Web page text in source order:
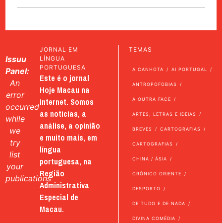
Issuu
Panel:
An
error
occurred
while
we
try
list
your
publications
JORNAL EM
LÍNGUA
PORTUGUESA
Este é o jornal
Hoje Macau na
internet. Somos
as notícias, a
análise, a opinião
e muito mais, em
língua
portuguesa, na
Região
Administrativa
Especial de
Macau.
TEMAS
A CANHOTA AI PORTUGAL
ANTROPOFOBIAS
A OUTRA FACE
ARTES, LETRAS E IDEIAS
BREVES CARTOGRAFIAS
CARTOGRAFIAS
CHINA / ÁSIA
CRÓNICO ORIENTE
DESPORTO
DE TUDO E DE NADA
DIVINA COMÉDIA